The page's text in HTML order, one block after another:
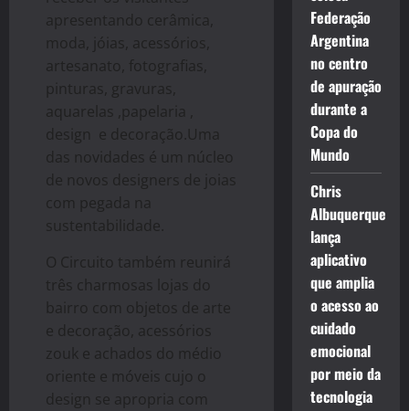
apresentando cerâmica,
moda, jóias, acessórios,
artesanato, fotografias,
pinturas, gravuras,
aquarelas ,papelaria ,
design e decoração.Uma
das novidades é um núcleo
de novos designers de joias
com pegada na
sustentabilidade.
O Circuito também reunirá
três charmosas lojas do
bairro com objetos de arte
e decoração, acessórios
zouk e achados do médio
oriente e móveis cujo o
design se apropria com
Federação
Argentina
no centro
de apuração
durante a
Copa do
Mundo
Chris
Albuquerque
lança
aplicativo
que amplia
o acesso ao
cuidado
emocional
por meio da
tecnologia